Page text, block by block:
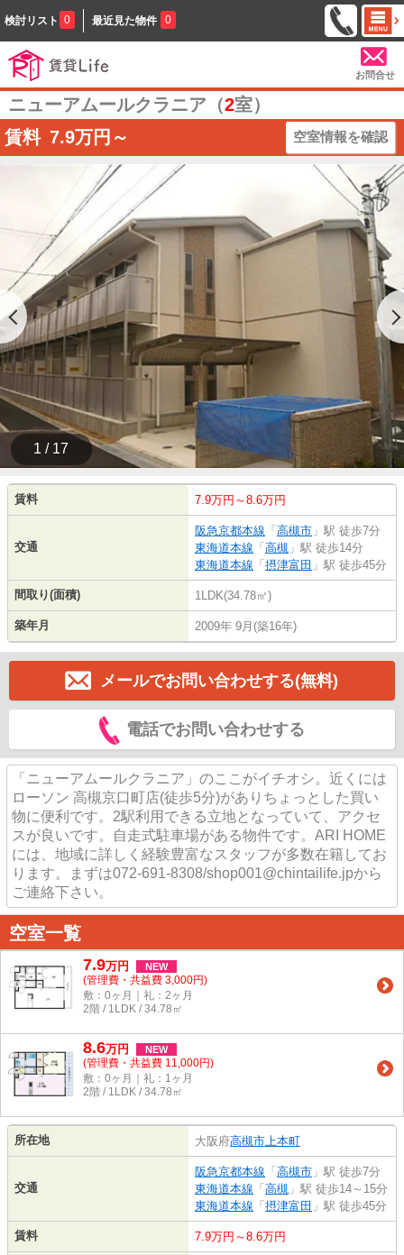
検討リスト 0 最近見た物件 0
お問合せ
ニューアムールクラニア（2室）
賃料 7.9万円～ 空室情報を確認
1 / 17
賃料 7.9万円～8.6万円
交通
阪急京都本線 「 高槻市 」駅 徒歩7分
東海道本線 「 高槻 」駅 徒歩14分
東海道本線 「 摂津富田 」駅 徒歩45分
間取り(面積) 1LDK(34.78㎡)
築年月 2009年 9月(築16年)
メールでお問い合わせする(無料)
電話でお問い合わせする
「ニューアムールクラニア」のここがイチオシ。近くには
ローソン 高槻京口町店(徒歩5分)がありちょっとした買い
物に便利です。2駅利用できる立地となっていて、アクセ
スが良いです。自走式駐車場がある物件です。ARI HOME
には、地域に詳しく経験豊富なスタッフが多数在籍してお
ります。まずは072-691-8308/shop001@chintailife.jpから
ご連絡下さい。
空室一覧
7.9万円 NEW
(管理費・共益費 3,000円)
敷：0ヶ月｜礼：2ヶ月
2階 / 1LDK / 34.78㎡
8.6万円 NEW
(管理費・共益費 11,000円)
敷：0ヶ月｜礼：1ヶ月
2階 / 1LDK / 34.78㎡
所在地 大阪府高槻市上本町
交通
阪急京都本線 「 高槻市 」駅 徒歩7分
東海道本線 「 高槻 」駅 徒歩14～15分
東海道本線 「 摂津富田 」駅 徒歩45分
賃料 7.9万円～8.6万円